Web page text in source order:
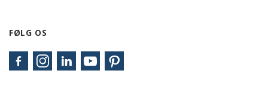
FØLG OS